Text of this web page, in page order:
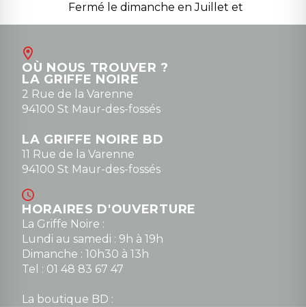
Fermé le dimanche en Juillet et
Août
contact@la-griffe-noire.com
0148836747
OÙ NOUS TROUVER ?
LA GRIFFE NOIRE
2 Rue de la Varenne
94100 St Maur-des-fossés
LA GRIFFE NOIRE BD
11 Rue de la Varenne
94100 St Maur-des-fossés
HORAIRES D'OUVERTURE
La Griffe Noire :
Lundi au samedi : 9h à 19h
Dimanche : 10h30 à 13h
Tel : 01 48 83 67 47
La boutique BD :